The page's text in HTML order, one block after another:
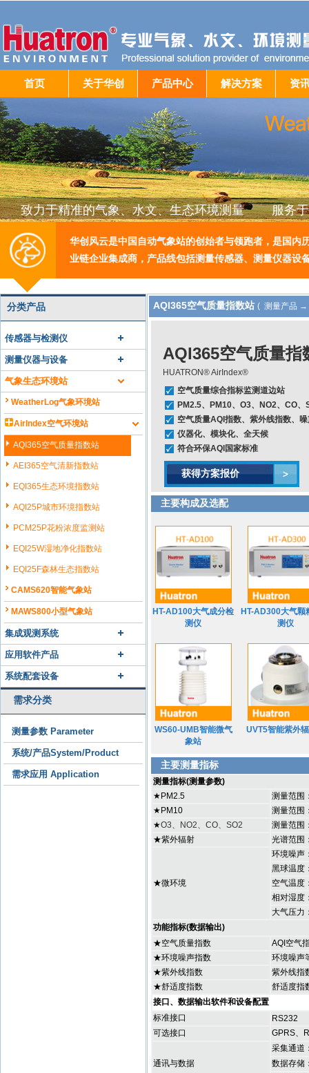
首页 关于华创 产品中心 解决方案 资
致力于精准的气象、水文、生态环境测量 服务于
华创风云是中国自动气象站的创始者与领跑者，是国内
业链企业集成商，产品线包括测量传感器、测量仪器设
分类产品
传感器与检测仪
测量仪器与设备
气象生态环境站
WeatherLog气象环境站
AirIndex空气环境站
AQI365空气质量指数站
AEI365空气清新指数站
EQI365生态环境指数站
AQI25P城市环境指数站
PCM25P花粉浓度监测站
EQI25W湿地净化指数站
EQI25F森林生态指数站
CAMS620智能气象站
MAWS800小型气象站
集成观测系统
应用软件产品
系统配套设备
需求分类
测量参数 Parameter
系统/产品System/Product
需求应用 Application
AQI365空气质量指数站 ( 测量产品 →
AQI365空气质量指
HUATRON® AirIndex®
空气质量综合指标监测道边站
PM2.5、PM10、O3、NO2、CO、
空气质量AQI指数、紫外线指数、
仪器化、模块化、全天候
符合环保AQI国家标准
获得方案报价
主要构成及选配
HT-AD100大气成分检
测仪
HT-AD300大气颗
测仪
WS60-UMB智能微气
象站
UVT5智能紫外
主要测量指标
测量指标(测量参数)
★PM2.5
测量范围
★PM10
测量范围
★O3、NO2、CO、SO2
测量范围
★紫外辐射
光谱范围
★微环境
环境噪声
黑球温度
空气温度
相对湿度
大气压力
功能指标(数据输出)
★空气质量指数
AQI空气
★环境噪声指数
环境噪声
★紫外线指数
紫外线指
★舒适度指数
舒适度指
接口、数据输出软件和设备配置
标准接口
RS232
可选接口
GPRS、
通讯与数据
采集通道
数据存储